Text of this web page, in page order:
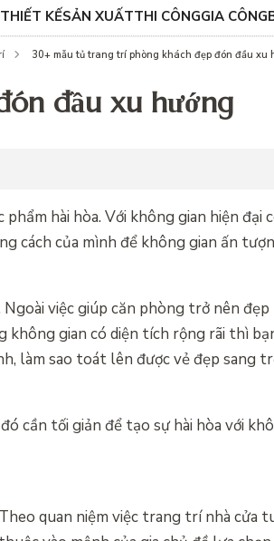
THIẾT KẾSẢN XUẤTTHI CÔNGGIA CÔNG
30+ mẫu tủ trang trí phòng khách đẹp đón đầu xu
đầu xu hướng
hài hòa. Với không gian hiện đại
cách của mình để không gian ấn
việc giúp căn phòng trở nên đẹp
không gian có diện tích rộng rãi thì
làm sao toát lên được vẻ đẹp sang
cần tối giản để tạo sự hài hòa với
quan niệm việc trang trí nhà cửa